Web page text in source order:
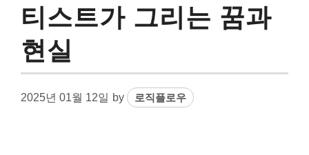
티스트가 그리는 꿈과
현실
2025년 01월 12일 by 로직플로우